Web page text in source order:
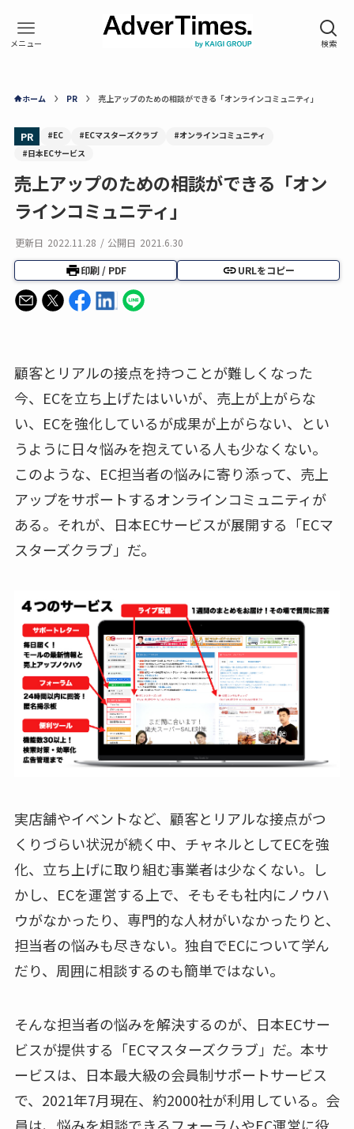
ホーム PR 売上アップのための相談ができる「オンラインコミュニティ」
PR #EC #ECマスターズクラブ
#オンラインコミュニティ
#日本ECサービス
売上アップのための相談ができる「オン
ラインコミュニティ」
更新日 2022.11.28 / 公開日 2021.6.30
印刷 / PDF URLをコピー
顧客とリアルの接点を持つことが難しくなった
今、ECを立ち上げたはいいが、売上が上がらな
い、ECを強化しているが成果が上がらない、とい
うように日々悩みを抱えている人も少なくない。
このような、EC担当者の悩みに寄り添って、売上
アップをサポートするオンラインコミュニティが
ある。それが、日本ECサービスが展開する「ECマ
スターズクラブ」だ。
実店舗やイベントなど、顧客とリアルな接点がつ
くりづらい状況が続く中、チャネルとしてECを強
化、立ち上げに取り組む事業者は少なくない。し
かし、ECを運営する上で、そもそも社内にノウハ
ウがなかったり、専門的な人材がいなかったりと、
担当者の悩みも尽きない。独自でECについて学ん
だり、周囲に相談するのも簡単ではない。
そんな担当者の悩みを解決するのが、日本ECサー
ビスが提供する「ECマスターズクラブ」だ。本サ
ービスは、日本最大級の会員制サポートサービス
で、2021年7月現在、約2000社が利用している。会